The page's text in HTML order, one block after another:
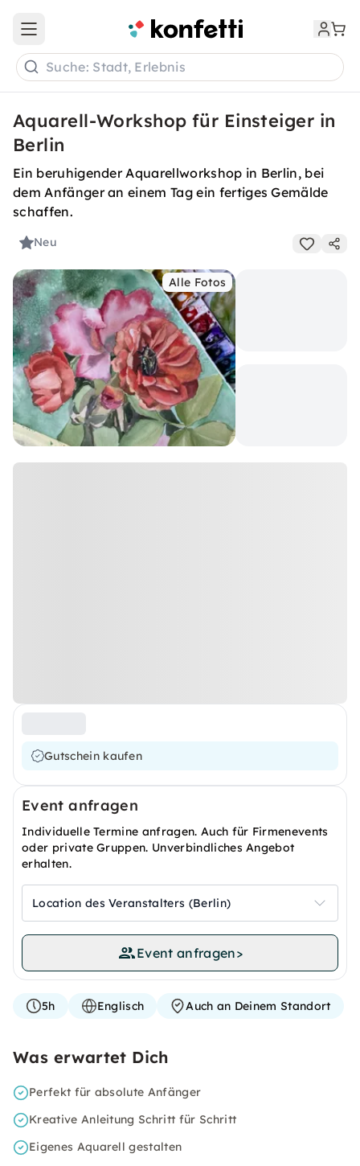
Open main menu
Suche: Stadt, Erlebnis
Aquarell-Workshop für Einsteiger in
Berlin
Ein beruhigender Aquarellworkshop in Berlin, bei
dem Anfänger an einem Tag ein fertiges Gemälde
schaffen.
Neu
Alle Fotos
Gutschein kaufen
Event anfragen
Individuelle Termine anfragen. Auch für Firmenevents
oder private Gruppen. Unverbindliches Angebot
erhalten.
Location des Veranstalters (Berlin)
Event anfragen>
5h Englisch Auch an Deinem Standort
Was erwartet Dich
Perfekt für absolute Anfänger
Kreative Anleitung Schritt für Schritt
Eigenes Aquarell gestalten